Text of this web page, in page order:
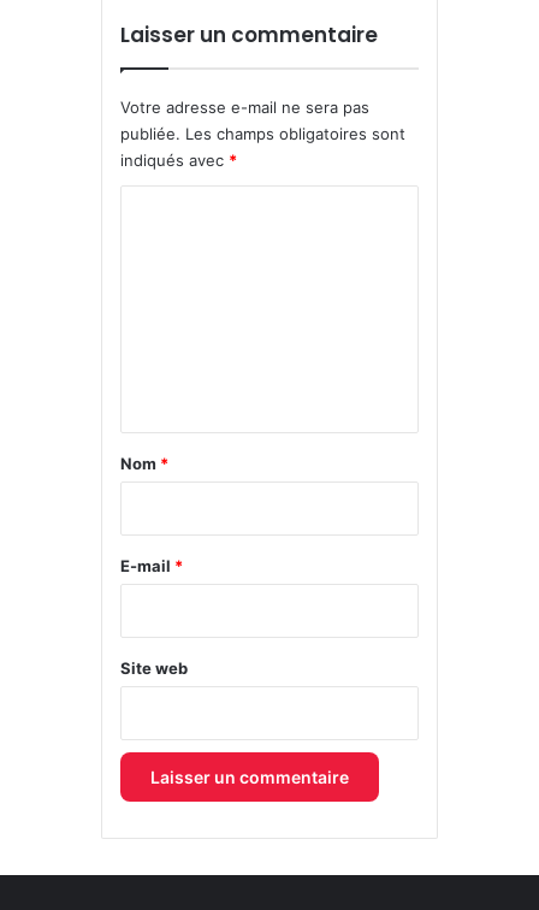
Laisser un commentaire
Votre adresse e-mail ne sera pas
publiée. Les champs obligatoires sont
indiqués avec *
a
e
Nom *
E-mail *
Site web